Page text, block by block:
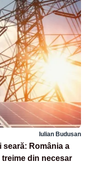
Iulian Budusan
România a
din necesar